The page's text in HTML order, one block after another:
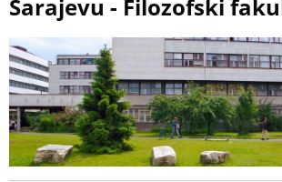
Sarajevu - Filozofski